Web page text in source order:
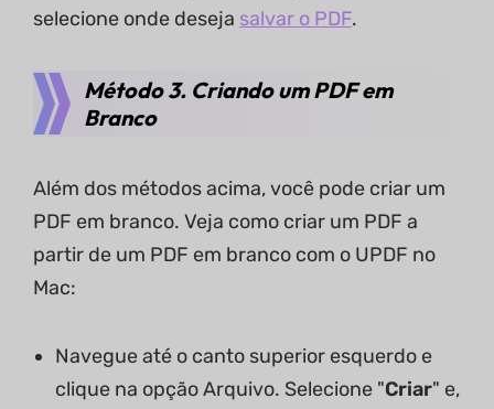
selecione onde deseja salvar o PDF.
Método 3. Criando um PDF em
Branco
Além dos métodos acima, você pode criar um
PDF em branco. Veja como criar um PDF a
partir de um PDF em branco com o UPDF no
Mac:
Navegue até o canto superior esquerdo e
clique na opção Arquivo. Selecione "Criar" e,